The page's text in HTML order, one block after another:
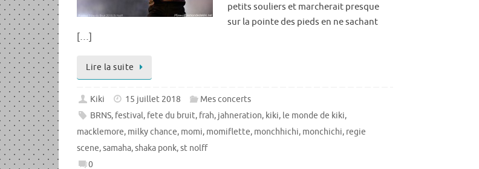
petits souliers et marcherait presque
sur la pointe des pieds en ne sachant
[…]
Lire la suite
Kiki 15 juillet 2018
Mes concerts
BRNS, festival, fete du bruit, frah, jahneration, kiki, le monde de kiki,
macklemore, milky chance, momi, momiflette, monchhichi, monchichi, regie
scene,samaha,shaka ponk,st nolff
0